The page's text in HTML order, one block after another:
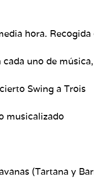
hora.
uno de
Swing a Trois
musicalizado
(Tartana y